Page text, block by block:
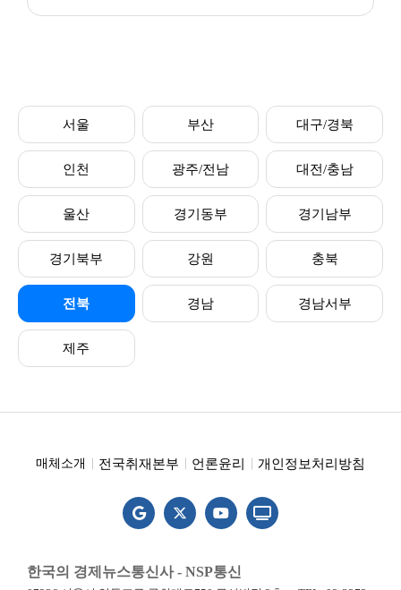
서울 부산 대구/경북
인천 광주/전남 대전/충남
울산 경기동부 경기남부
경기북부 강원 충북
전북 경남 경남서부
제주
매체소개 전국취재본부 언론윤리 개인정보처리방침
한국의 경제뉴스통신사 - NSP통신